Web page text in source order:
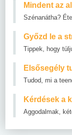
Mindent az
Szénanátha?
Győzd le a
Tippek, hogy
Elsősegély
Tudod, mi a
Kérdések a
Aggodalmak,